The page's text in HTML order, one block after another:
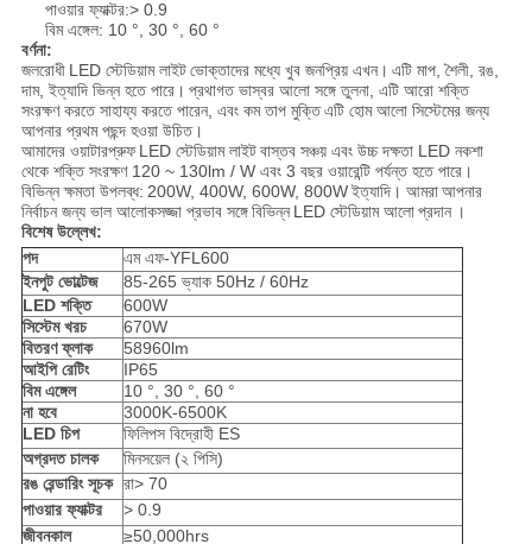
পাওয়ার ফ্যাক্টর:> 0.9
বিম এঙ্গেল: 10 °, 30 °, 60 °
বর্ণনা:
জলরোধী LED স্টেডিয়াম লাইটভোক্তাদের মধ্যে খুব জনপ্রিয় এখন। এটি মাপ, শৈলী, রঙ,
দাম, ইত্যাদি ভিন্ন হতে পারে। প্রথাগত ভাস্বর আলো সঙ্গে তুলনা, এটি আরো শক্তি
সংরক্ষণ করতে সাহায্য করতে পারেন, এবং কম তাপ মুক্তিএটি হোম আলো সিস্টেমের জন্য
আপনার প্রথম পছন্দ হওয়া উচিত।
আমাদের ওয়াটারপ্রুফ LED স্টেডিয়াম লাইটবাস্তব সঞ্চয় এবং উচ্চ দক্ষতা LED নকশা
থেকে শক্তি সংরক্ষণ 120 ~ 130lm / W এবং 3 বছর ওয়ারেন্টি পর্যন্ত হতে পারে।
বিভিন্ন ক্ষমতা উপলব্ধ: 200W, 400W, 600W, 800Wইত্যাদি। আমরাআপনার
নির্বাচন জন্য ভাল আলোকসজ্জা প্রভাব সঙ্গেবিভিন্ন LED স্টেডিয়াম আলোপ্রদান ।
বিশেষ উল্লেখ:
পদ
এম এফ-YFL600
ইনপুট ভোল্টেজ
85-265 ভ্যাক 50Hz / 60Hz
LED শক্তি
600W
সিস্টেম খরচ
670W
বিতরণ ফ্লাক
58960lm
আইপি রেটিং
IP65
বিম এঙ্গেল
10 °, 30 °, 60 °
না হবে
3000K-6500K
LED চিপ
ফিলিপস বিদ্রোহী ES
অগ্রদত চালক
মিনসয়েল (২ পিসি)
রঙ রেন্ডারিং সূচক রা> 70
পাওয়ার ফ্যাক্টর
> 0.9
জীবনকাল
≥50,000hrs